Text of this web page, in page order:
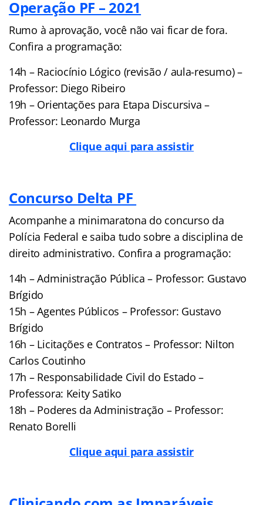
Operação PF – 2021
Rumo à aprovação, você não vai ficar de fora.
Confira a programação:
14h – Raciocínio Lógico (revisão / aula-resumo) –
Professor: Diego Ribeiro
19h – Orientações para Etapa Discursiva –
Professor: Leonardo Murga
Clique aqui para assistir
Concurso Delta PF
Acompanhe a minimaratona do concurso da
Polícia Federal e saiba tudo sobre a disciplina de
direito administrativo. Confira a programação:
14h – Administração Pública – Professor: Gustavo
Brígido
15h – Agentes Públicos – Professor: Gustavo
Brígido
16h – Licitações e Contratos – Professor: Nilton
Carlos Coutinho
17h – Responsabilidade Civil do Estado –
Professora: Keity Satiko
18h – Poderes da Administração – Professor:
Renato Borelli
Clique aqui para assistir